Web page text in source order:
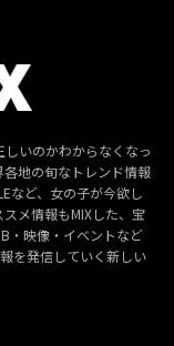
いのかわからなくなっ
地の旬なトレンド情報
など、女の子が今欲し
メ情報もMIXした、宝
・映像・イベントなど
を発信していく新しい